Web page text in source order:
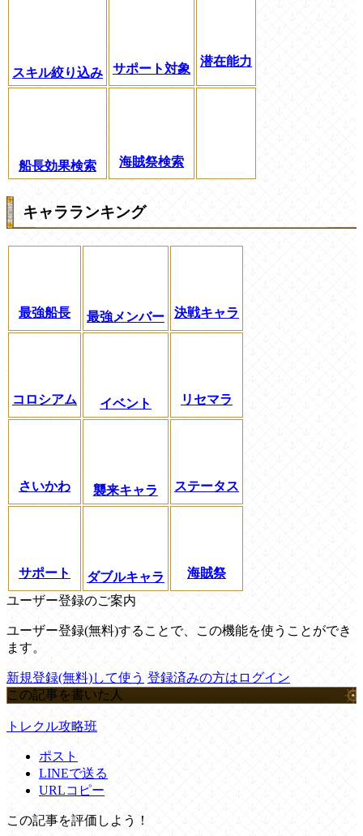
スキル絞り込み サポート対象
潜在能力
船長効果検索 海賊祭検索
キャラランキング
最強船長 最強メンバー 決戦キャラ
コロシアム イベント リセマラ
さいかわ 襲来キャラ ステータス
サポート ダブルキャラ
海賊祭
ユーザー登録のご案内
ユーザー登録(無料)することで、この機能を使うことができ
ます。
新規登録(無料)して使う 登録済みの方はログイン
この記事を書いた人
トレクル攻略班
ポスト
LINEで送る
URLコピー
この記事を評価しよう！